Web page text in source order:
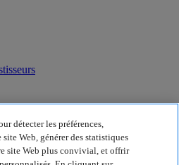
détecter les préférences,
Web, générer des statistiques
site Web plus convivial, et offrir